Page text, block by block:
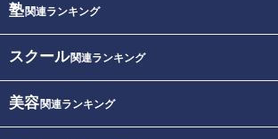
塾関連ランキング
スクール関連ランキング
美容関連ランキング